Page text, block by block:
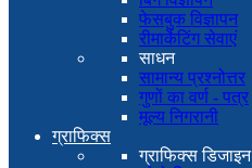
फेसबुक विज्ञापन
रीमार्केटिंग सेवाएं
साधन
सामान्य प्रश्नोत्तर
गुणों का वर्ण - पत्र
मूल्य निगरानी
ग्राफिक्स
ग्राफिक्स डिजाइन